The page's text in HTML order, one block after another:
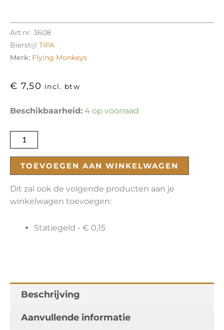
Art.nr. 3608
Bierstijl TIPA
Merk: Flying Monkeys
€ 7,50 incl. btw
Beschikbaarheid: 4 op voorraad
Sparklepuff,
Starfighter
[...]
TOEVOEGEN AAN WINKELWAGEN
Dit zal ook de volgende producten aan je
winkelwagen toevoegen:
Statiegeld - € 0,15
Beschrijving
Aanvullende informatie